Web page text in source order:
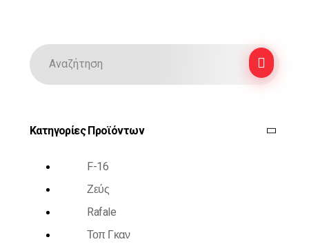
Κατηγορίες Προϊόντων
F-16
Ζεύς
Rafale
Τοπ Γκαν